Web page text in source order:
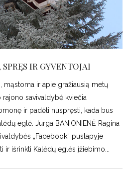
IR GYVENTOJAI
mąstoma ir apie gražiausią metų
rajono savivaldybė kviečia
ir padėti nuspręsti, kada bus
eglė. Jurga BANIONIENĖ Ragina
„Facebook“ puslapyje
ir išrinkti Kalėdų eglės įžiebimo